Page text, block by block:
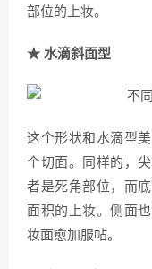
部位的上妆。
★ 水滴斜面型
这个形状和水滴型
个切面。同样的，
者是死角部位，而
面积的上妆。侧面
妆面愈加服帖。